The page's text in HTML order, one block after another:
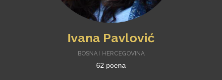
Ivana Pavlović
BOSNA I HERCEGOVINA
62 poena